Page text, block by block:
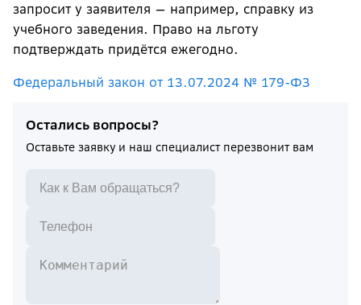
запросит у заявителя — например, справку из
учебного заведения. Право на льготу
подтверждать придётся ежегодно.
Федеральный закон от 13.07.2024 № 179-ФЗ
Остались вопросы?
Оставьте заявку и наш специалист перезвонит вам